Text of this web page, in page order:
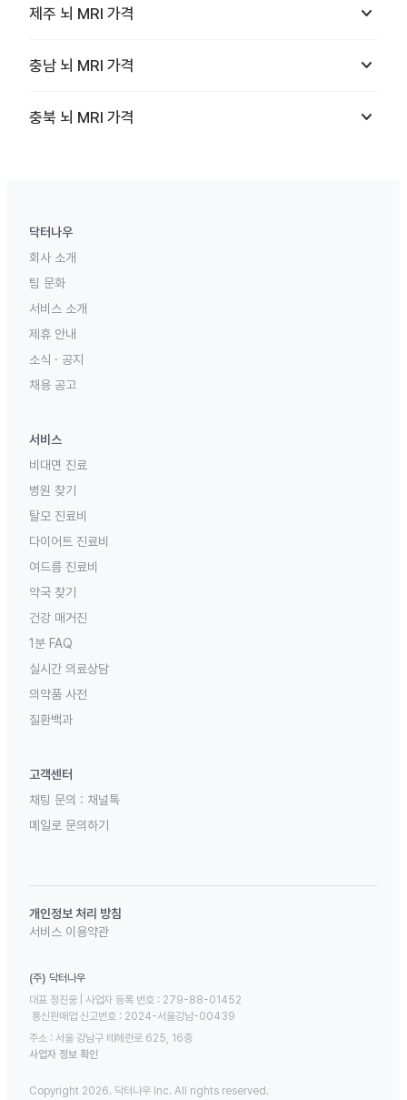
제주 뇌 MRI 가격 keyboard_arrow_down
충남 뇌 MRI 가격 keyboard_arrow_down
충북 뇌 MRI 가격 keyboard_arrow_down
닥터나우
회사 소개
팀 문화
서비스 소개
제휴 안내
소식 · 공지
채용 공고
서비스
비대면 진료
병원 찾기
탈모 진료비
다이어트 진료비
여드름 진료비
약국 찾기
건강 매거진
1분 FAQ
실시간 의료상담
의약품 사전
질환백과
고객센터
채팅 문의 : 채널톡
메일로 문의하기
개인정보 처리 방침
서비스 이용약관
(주) 닥터나우
대표 정진웅 | 사업자 등록 번호 : 279-88-01452
통신판매업 신고번호 : 2024-서울강남-00439
주소 : 서울 강남구 테헤란로 625, 16층
사업자 정보 확인
Copyright 2026. 닥터나우 Inc. All rights reserved.